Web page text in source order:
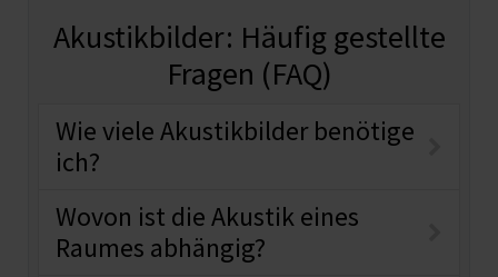
Akustikbilder: Häufig gestellte
Fragen (FAQ)
Wie viele Akustikbilder benötige
ich?
Wovon ist die Akustik eines
Raumes abhängig?